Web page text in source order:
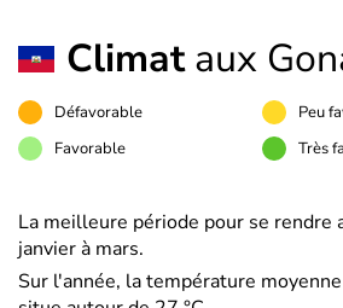
Climataux
Défavorable
Peu
Favorable
Très
La meilleure période pour se rendre
janvier à mars.
Sur l'année, la température